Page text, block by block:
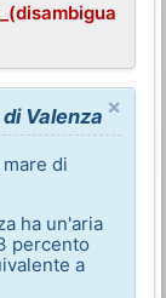
×
Valenza
di
ha un'aria
percento
a